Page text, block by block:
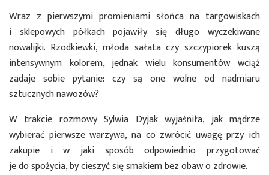
Wraz z pierwszymi promieniami słońca na targowiskach
i sklepowych półkach pojawiły się długo wyczekiwane
nowalijki. Rzodkiewki, młoda sałata czy szczypiorek kuszą
intensywnym kolorem, jednak wielu konsumentów wciąż
zadaje sobie pytanie: czy są one wolne od nadmiaru
sztucznych nawozów?
W trakcie rozmowy Sylwia Dyjak wyjaśniła, jak mądrze
wybierać pierwsze warzywa, na co zwrócić uwagę przy ich
zakupie i w jaki sposób odpowiednio przygotować
je do spożycia, by cieszyć się smakiem bez obaw o zdrowie.